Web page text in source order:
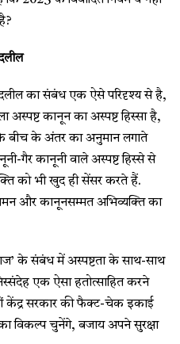
का संबंध एक ऐसे परिदृश्य से है,
अस्पष्ट कानून का अस्पष्ट हिस्सा है,
बीच के अंतर का अनुमान लगाते
गैर कानूनी वाले अस्पष्ट हिस्से से
को भी खुद ही सेंसर करते हैं.
और कानूनसम्मत अभिव्यक्ति का
के संबंध में अस्पष्टता के साथ-साथ
एक ऐसा हतोत्साहित करने
केंद्र सरकार की फैक्ट-चेक इकाई
का विकल्प चुनेंगे, बजाय अपने सुरक्षा